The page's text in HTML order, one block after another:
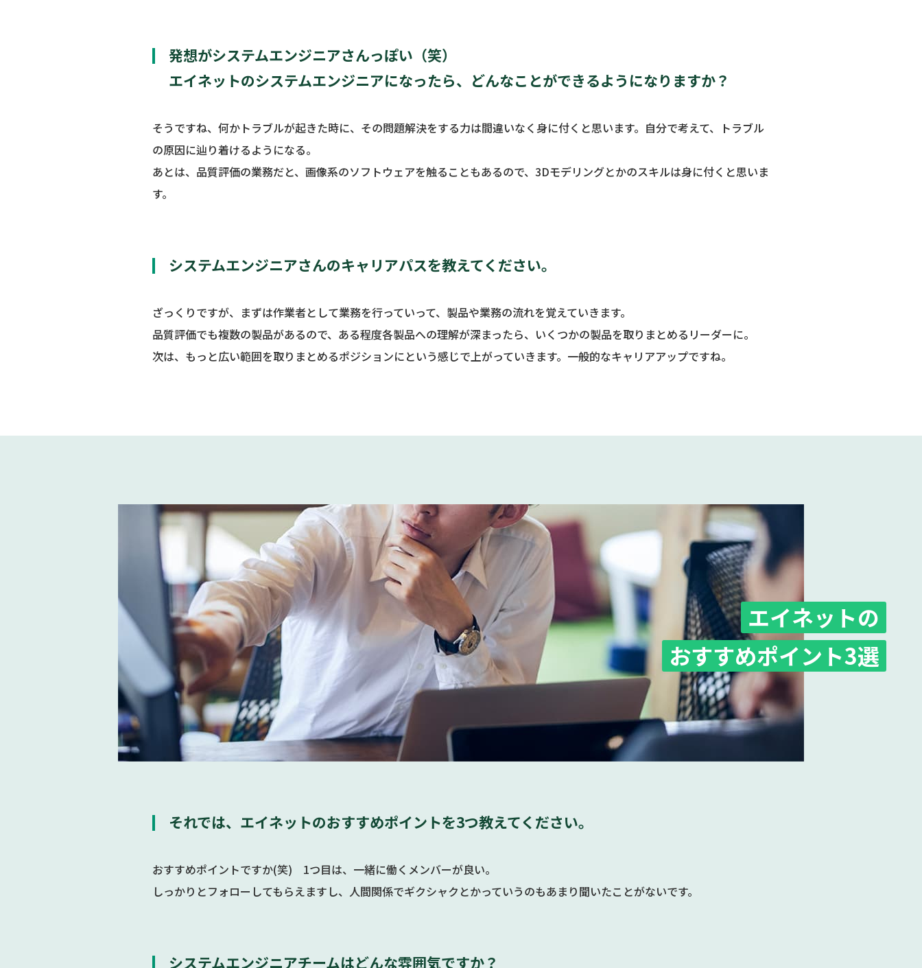
発想がシステムエンジニアさんっぽい（笑）
エイネットのシステムエンジニアになったら、どんなことができるようになりますか？
そうですね、何かトラブルが起きた時に、その問題解決をする力は間違いなく身に付くと思います。自分で考えて、トラブル
の原因に辿り着けるようになる。
あとは、品質評価の業務だと、画像系のソフトウェアを触ることもあるので、3Dモデリングとかのスキルは身に付くと思いま
す。
システムエンジニアさんのキャリアパスを教えてください。
ざっくりですが、まずは作業者として業務を行っていって、製品や業務の流れを覚えていきます。
品質評価でも複数の製品があるので、ある程度各製品への理解が深まったら、いくつかの製品を取りまとめるリーダーに。
次は、もっと広い範囲を取りまとめるポジションにという感じで上がっていきます。一般的なキャリアアップですね。
エイネットの
おすすめポイント3選
それでは、エイネットのおすすめポイントを3つ教えてください。
おすすめポイントですか(笑) 1つ目は、一緒に働くメンバーが良い。
しっかりとフォローしてもらえますし、人間関係でギクシャクとかっていうのもあまり聞いたことがないです。
システムエンジニアチームはどんな雰囲気ですか？